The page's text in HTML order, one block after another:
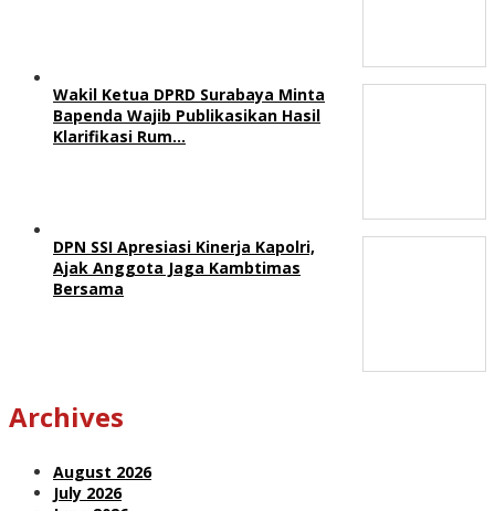
Wakil Ketua DPRD Surabaya Minta
Bapenda Wajib Publikasikan Hasil
Klarifikasi Rum…
DPN SSI Apresiasi Kinerja Kapolri,
Ajak Anggota Jaga Kambtimas
Bersama
Archives
August 2026
July 2026